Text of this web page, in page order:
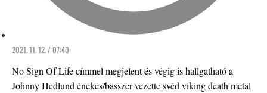
2021. 11. 12. / 07:40
No Sign Of Life címmel megjelent és végig is hallgatható a
Johnny Hedlund énekes/basszer vezette svéd viking death metal